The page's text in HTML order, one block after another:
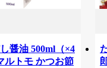
醤油 500ml（×4
ルトモ かつお節